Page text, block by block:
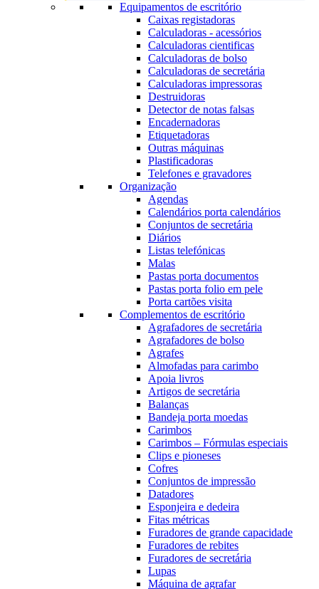
Equipamentos de escritório
Caixas registadoras
Calculadoras - acessórios
Calculadoras cientificas
Calculadoras de bolso
Calculadoras de secretária
Calculadoras impressoras
Destruidoras
Detector de notas falsas
Encadernadoras
Etiquetadoras
Outras máquinas
Plastificadoras
Telefones e gravadores
Organização
Agendas
Calendários porta calendários
Conjuntos de secretária
Diários
Listas telefónicas
Malas
Pastas porta documentos
Pastas porta folio em pele
Porta cartões visita
Complementos de escritório
Agrafadores de secretária
Agrafadores de bolso
Agrafes
Almofadas para carimbo
Apoia livros
Artigos de secretária
Balanças
Bandeja porta moedas
Carimbos
Carimbos – Fórmulas especiais
Clips e pioneses
Cofres
Conjuntos de impressão
Datadores
Esponjeira e dedeira
Fitas métricas
Furadores de grande capacidade
Furadores de rebites
Furadores de secretária
Lupas
Máquina de agrafar